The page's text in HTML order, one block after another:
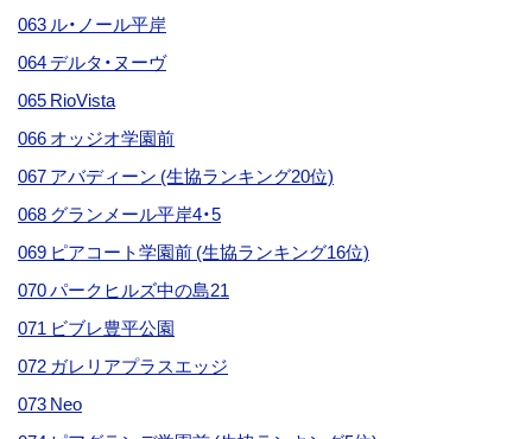
063 ル・ノール平岸
064 デルタ・ヌーヴ
065 RioVista
066 オッジオ学園前
067 アバディーン (生協ランキング20位)
068 グランメール平岸4・5
069 ピアコート学園前 (生協ランキング16位)
070 パークヒルズ中の島21
071 ビブレ豊平公園
072 ガレリアプラスエッジ
073 Neo